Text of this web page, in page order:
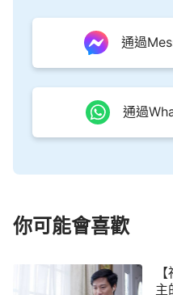
界將在我刑罰列民之時
我的作為而被征服，因
區别而受各種刑罰，若
作所為不涉及我的，因
親口之聲，宣告我的大
「我曾經叫過耶和華
往所認識的耶和華和耶
通過
通過
你可能會喜歡
主